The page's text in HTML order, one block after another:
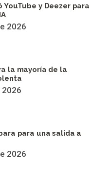
YouTube y Deezer para
2026
la mayoría de la
2026
para una salida a
2026